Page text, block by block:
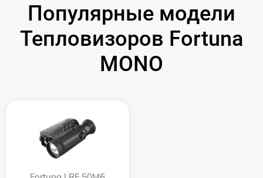
Популярные модели
Тепловизоров Fortuna
MONO